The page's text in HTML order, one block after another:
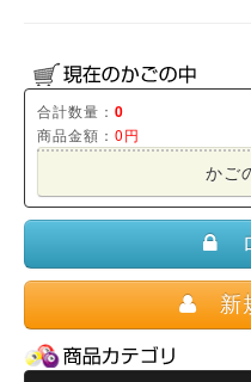
合計数量： 0
商品金額： 0円
かご
新